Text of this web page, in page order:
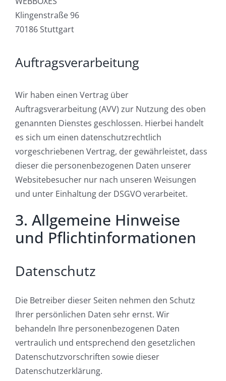
Klingenstraße 96
70186 Stuttgart
Auftragsverarbeitung
Wir haben einen Vertrag über
Auftragsverarbeitung (AVV) zur Nutzung des oben
genannten Dienstes geschlossen. Hierbei handelt
es sich um einen datenschutzrechtlich
vorgeschriebenen Vertrag, der gewährleistet, dass
dieser die personenbezogenen Daten unserer
Websitebesucher nur nach unseren Weisungen
und unter Einhaltung der DSGVO verarbeitet.
3. Allgemeine Hinweise
und Pflicht­informationen
Datenschutz
Die Betreiber dieser Seiten nehmen den Schutz
Ihrer persönlichen Daten sehr ernst. Wir
behandeln Ihre personenbezogenen Daten
vertraulich und entsprechend den gesetzlichen
Datenschutzvorschriften sowie dieser
Datenschutzerklärung.